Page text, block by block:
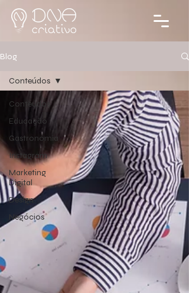
Blog
Conteúdos
Educação
Gastronomia
Instagram
Marketing
Digital
Design
Negócios
Conteúdos